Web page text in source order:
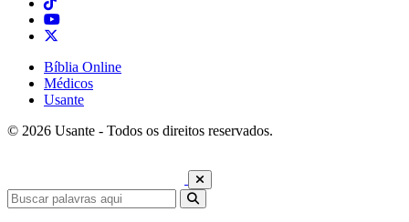
Bíblia Online
Médicos
Usante
© 2026 Usante - Todos os direitos reservados.